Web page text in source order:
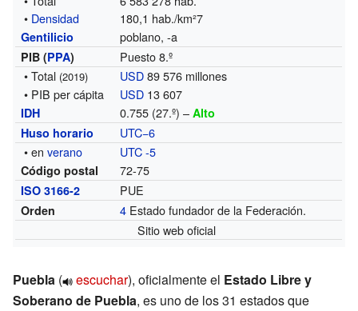
• Densidad 180,1 hab./km²7
Gentilicio poblano, -a
PIB (PPA)
Puesto 8.º
• Total (2019) USD89 576 millones
• PIB per cápita
USD 13 607
IDH 0.755 (27.º) –Alto
Huso horario
UTC−6
• enverano UTC -5
Código postal 72-75
ISO 3166-2 PUE
Orden 4 Estado fundador de la Federación.
Sitio web oficial
Puebla ( escuchar), oficialmente el Estado Libre y
Soberano de Puebla, es uno de los 31 estados que